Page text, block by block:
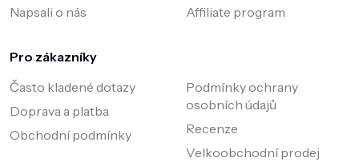
Napsali o nás
Affiliate program
Pro zákazníky
Často kladené dotazy
Doprava a platba
Obchodní podmínky
Podmínky ochrany
osobních údajů
Recenze
Velkoobchodní prodej